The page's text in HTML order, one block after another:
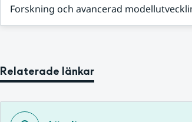
Forskning och avancerad
Relaterade länkar